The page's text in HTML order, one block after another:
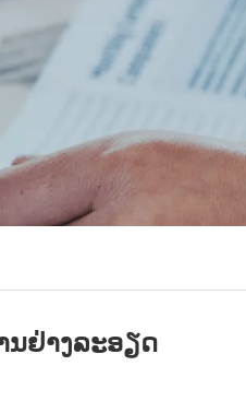
ນຢ່າງລະອຽດ